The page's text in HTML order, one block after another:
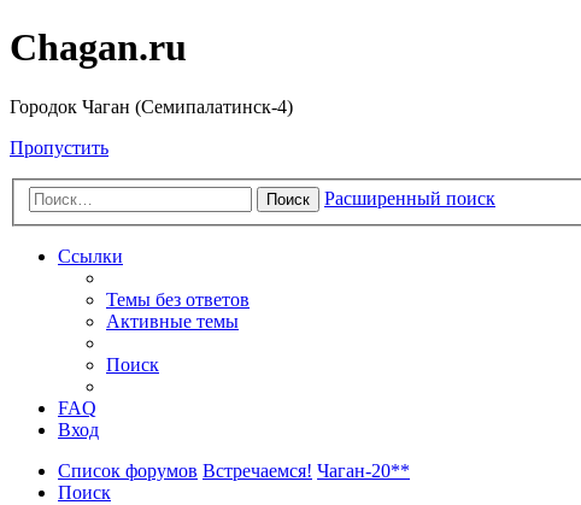
Chagan.ru
Городок Чаган (Семипалатинск-4)
Пропустить
Поиск Расширенный поиск
Ссылки
Темы без ответов
Активные темы
Поиск
FAQ
Вход
Список форумов Встречаемся! Чаган-20**
Поиск